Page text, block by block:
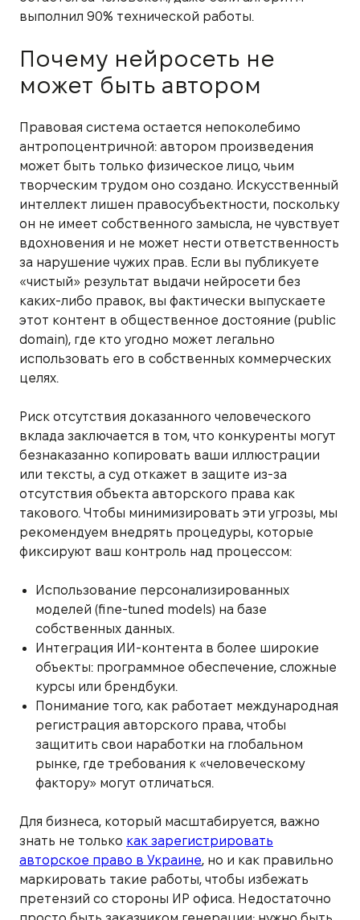
выполнил 90% технической работы.
Почему нейросеть не
может быть автором
Правовая система остается непоколебимо
антропоцентричной: автором произведения
может быть только физическое лицо, чьим
творческим трудом оно создано. Искусственный
интеллект лишен правосубъектности, поскольку
он не имеет собственного замысла, не чувствует
вдохновения и не может нести ответственность
за нарушение чужих прав. Если вы публикуете
«чистый» результат выдачи нейросети без
каких-либо правок, вы фактически выпускаете
этот контент в общественное достояние (public
domain), где кто угодно может легально
использовать его в собственных коммерческих
целях.
Риск отсутствия доказанного человеческого
вклада заключается в том, что конкуренты могут
безнаказанно копировать ваши иллюстрации
или тексты, а суд откажет в защите из-за
отсутствия объекта авторского права как
такового. Чтобы минимизировать эти угрозы, мы
рекомендуем внедрять процедуры, которые
фиксируют ваш контроль над процессом:
Использование персонализированных
моделей (fine-tuned models) на базе
собственных данных.
Интеграция ИИ-контента в более широкие
объекты: программное обеспечение, сложные
курсы или брендбуки.
Понимание того, как работает международная
регистрация авторского права, чтобы
защитить свои наработки на глобальном
рынке, где требования к «человеческому
фактору» могут отличаться.
Для бизнеса, который масштабируется, важно
знать не только как зарегистрировать
авторское право в Украине, но и как правильно
маркировать такие работы, чтобы избежать
претензий со стороны ИР офиса. Недостаточно